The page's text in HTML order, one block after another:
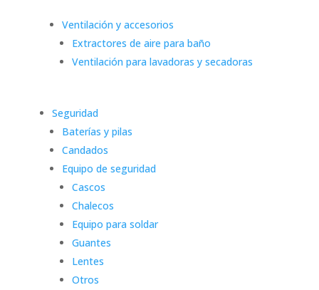
Ventilación y accesorios
Extractores de aire para baño
Ventilación para lavadoras y secadoras
Seguridad
Baterías y pilas
Candados
Equipo de seguridad
Cascos
Chalecos
Equipo para soldar
Guantes
Lentes
Otros